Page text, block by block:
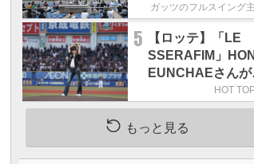
の続き。昔から野
す」
ガッツのフルスイング
5
【ロッテ】「LE
SSERAFIM」
EUNCHAEさんが
球式「この場に立
て本当にうれしい
／8月5日の西武戦
HOT
もっと見る